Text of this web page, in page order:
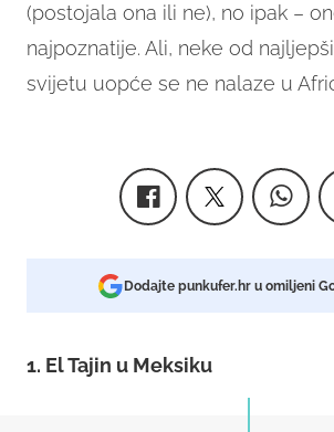
(postojala ona ili ne), no ipak –
najpoznatije. Ali, neke od
svijetu uopće se ne nalaze u
Dodajte punkufer.hr u omiljeni
1. El Tajin u Meksiku